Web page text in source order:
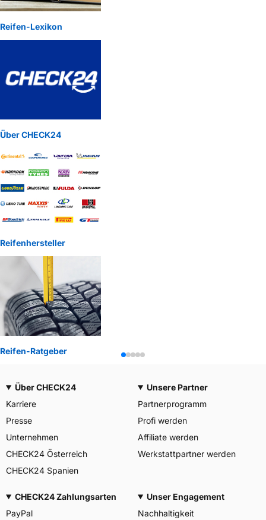
Reifen-Lexikon
Über CHECK24
Reifenhersteller
Reifen-Ratgeber
Über CHECK24
Karriere
Presse
Unternehmen
CHECK24 Österreich
CHECK24 Spanien
Unsere Partner
Partnerprogramm
Profi werden
Affiliate werden
Werkstattpartner werden
CHECK24 Zahlungsarten
PayPal
Unser Engagement
Nachhaltigkeit